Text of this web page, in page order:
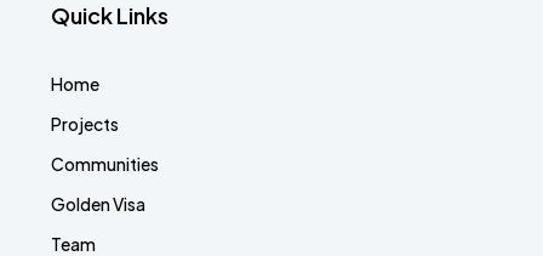
Quick Links
Home
Projects
Communities
Golden Visa
Team